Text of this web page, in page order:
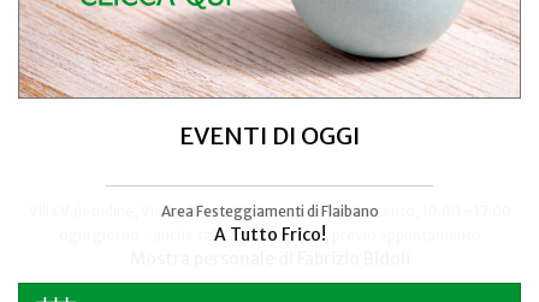
EVENTI DI OGGI
Area Festeggiamenti di Flaibano
A Tutto Frico!
Talmassons
FestInPiazza